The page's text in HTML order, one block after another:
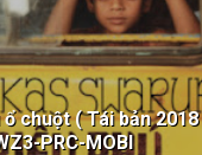
chuột ( Tái bản
PRC-MOBI